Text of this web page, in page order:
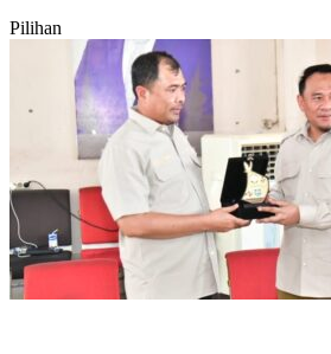
Pilihan